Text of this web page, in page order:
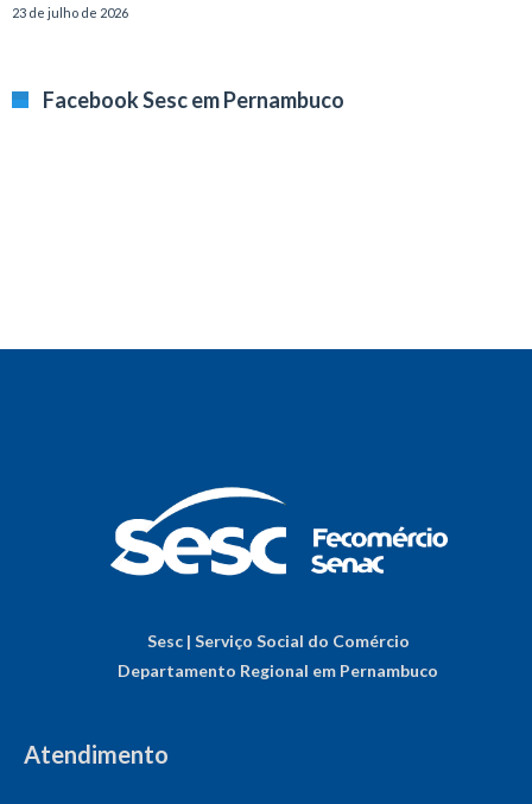
23 de julho de 2026
Facebook Sesc em Pernambuco
Sesc | Serviço Social do Comércio
Departamento Regional em Pernambuco
Atendimento